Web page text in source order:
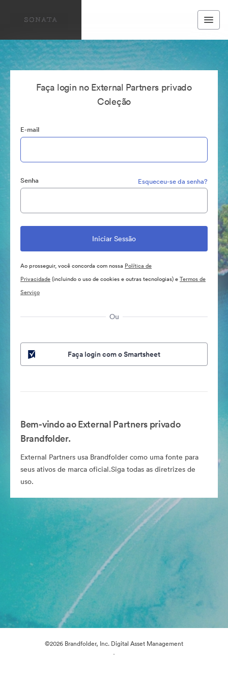
Faça login no External Partners privado
Coleção
E-mail
Senha Esqueceu-se da senha?
Ao prosseguir, você concorda com nossa Política de
Privacidade(incluindo o uso de cookies e outras tecnologias) eTermos de
Serviço
Ou
Faça login com o Smartsheet
Bem-vindo ao External Partners privado
Brandfolder.
External Partners usa Brandfolder como uma fonte para
seus ativos de marca oficial.Siga todas as diretrizes de
uso.
©2026 Brandfolder, Inc. Digital Asset Management
·